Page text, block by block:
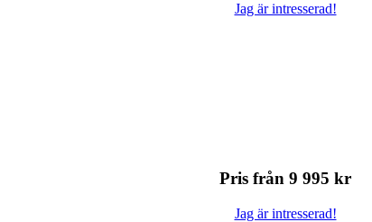
Jag är intresserad!
Pris från 9 995 kr
Jag är intresserad!